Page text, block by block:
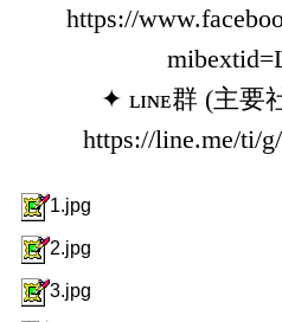
https://
✦ ʟɪɴᴇ群 (主要
https://line.me/ti/
1.jpg
2.jpg
3.jpg